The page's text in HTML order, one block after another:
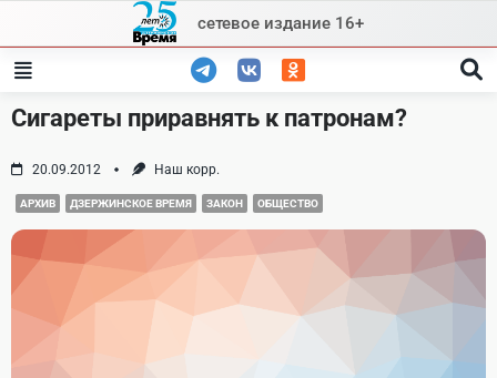
content
сетевое издание 16+
Сигареты приравнять к патронам?
20.09.2012 Наш корр.
АРХИВ ДЗЕРЖИНСКОЕ ВРЕМЯ ЗАКОН ОБЩЕСТВО